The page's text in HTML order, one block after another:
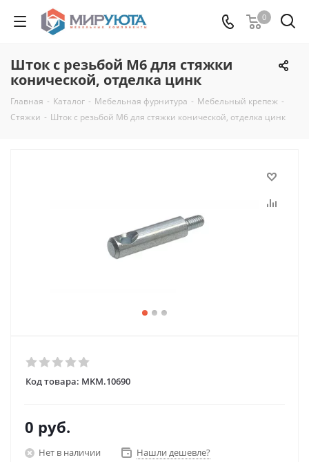
0
Шток с резьбой М6 для стяжки
конической, отделка цинк
Главная - Каталог - Мебельная фурнитура - Мебельный крепеж -
Стяжки - Шток с резьбой М6 для стяжки конической, отделка цинк
Код товара: MKM.10690
0 руб.
Нет в наличии Нашли дешевле?